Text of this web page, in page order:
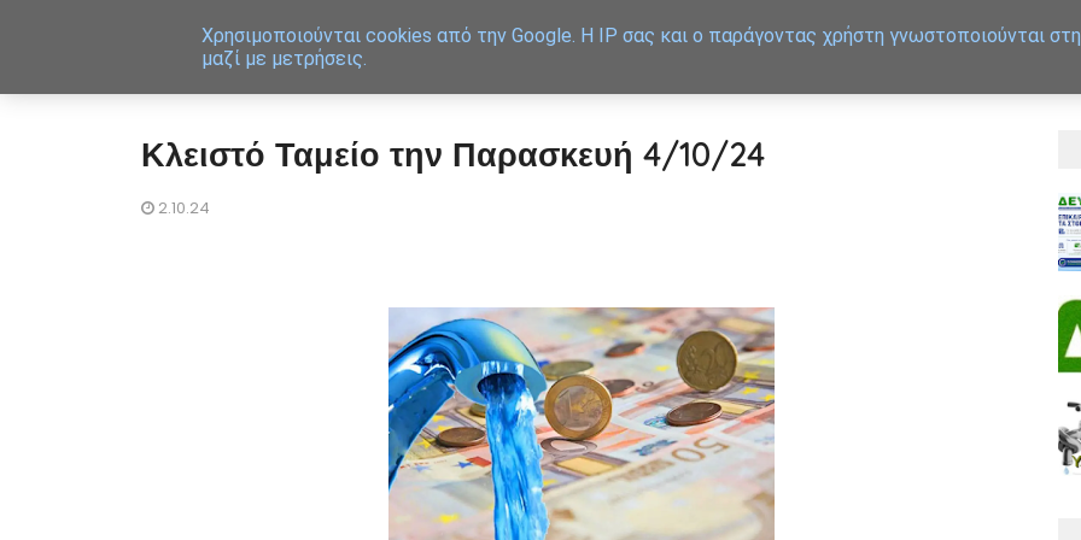
APXIKH ΕΞΥΠΗΡΕΤΗΣΗ
Κλειστό Ταμείο την Παρασκευή 4/10/24
2.10.24
Χρησιμοποιoύνται cookies από την Google. Η IP σας και ο παράγοντας χρήστη γνωστοποιούνται
μαζί με μετρήσεις.